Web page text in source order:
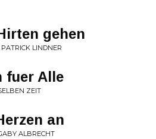
gehen
LINDNER
fuer Alle
ZEIT
an
ALBRECHT